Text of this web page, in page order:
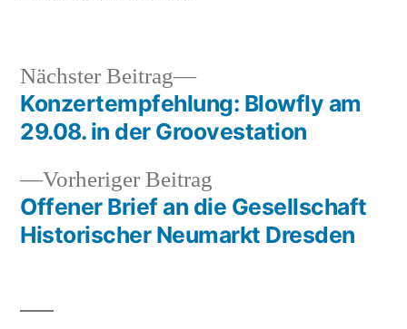
Beitragsnavigation
Vorheriger Beitrag
Beitrag:
Offener Brief an die Gesellschaft
Historischer Neumarkt Dresden
Nächster Beitrag
Nächster
Beitrag:
Konzertempfehlung: Blowfly am
29.08. in der Groovestation